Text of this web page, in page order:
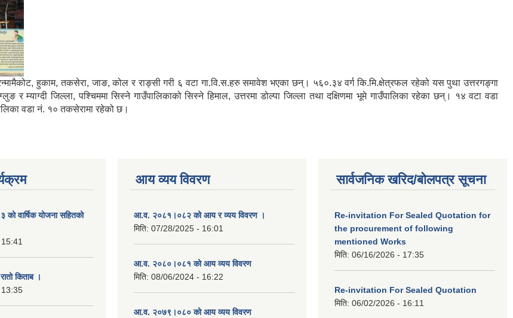
रन्मामैकोट, हुकाम, तकसेरा, जाङ, कोल र राङ्सी गरी ६ वटा गा.वि.स.हरु समावेश भएका छन्। ५६०.३४ वर्ग कि.मि.क्षेत्रफल रहेको यस पुथा उत्तरगङ्गा
म्याग्दी जिल्ला, पश्चिममा सिस्ने गाउँपालिकाको सिस्ने हिमाल, उत्तरमा डोल्पा जिल्ला तथा दक्षिणमा भूमे गाउँपालिका रहेका छन्। १४ वटा वडा
वडा नं. १० तकसेरामा रहेको छ।
वार्षिक योजना सहितको
किताब ।
आय व्यय विवरण
आ.व. २०८१।०८२ को आय र व्यय विवरण ।
मिति: 07/28/2025 - 16:01
आ.व. २०८०।०८१ को आय व्यय विवरण
मिति: 08/06/2024 - 16:22
आ.व. २०७९।०८० को आय व्यय विवरण
सार्वजनिक खरिद/बोलपत्र सूचना
Re-invitation For Sealed Quotation for
the procurement of following
mentioned Works
मिति: 06/16/2026 - 17:35
Re-invitation For Sealed Quotation
मिति: 06/02/2026 - 16:11